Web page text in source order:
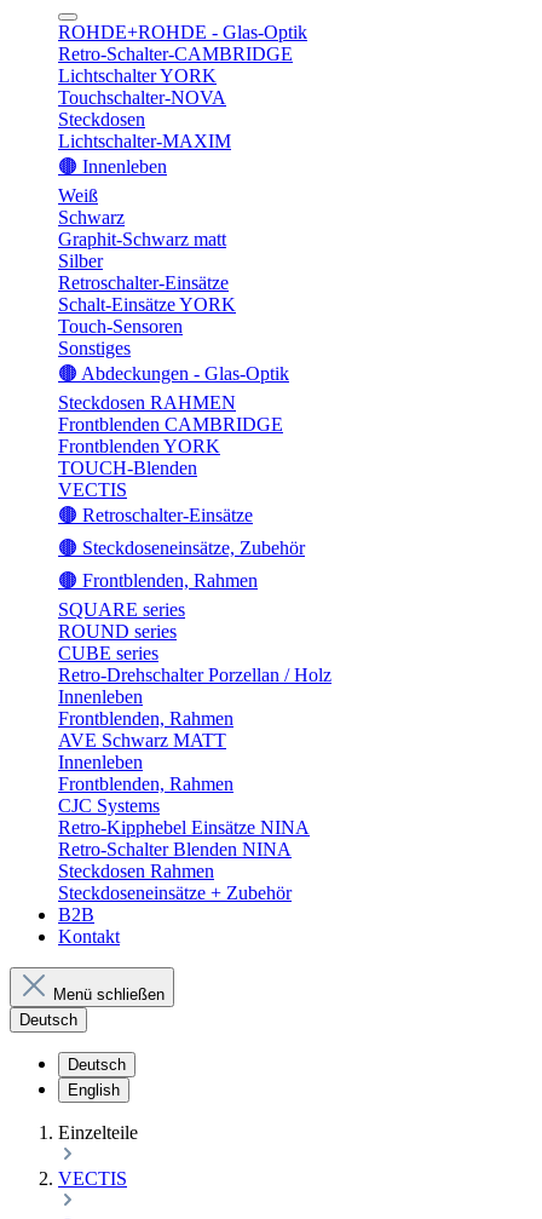
ROHDE+ROHDE - Glas-Optik
Retro-Schalter-CAMBRIDGE
Lichtschalter YORK
Touchschalter-NOVA
Steckdosen
Lichtschalter-MAXIM
🟤 Innenleben
Weiß
Schwarz
Graphit-Schwarz matt
Silber
Retroschalter-Einsätze
Schalt-Einsätze YORK
Touch-Sensoren
Sonstiges
🟤 Abdeckungen - Glas-Optik
Steckdosen RAHMEN
Frontblenden CAMBRIDGE
Frontblenden YORK
TOUCH-Blenden
VECTIS
🟤 Retroschalter-Einsätze
🟤 Steckdoseneinsätze, Zubehör
🟤 Frontblenden, Rahmen
SQUARE series
ROUND series
CUBE series
Retro-Drehschalter Porzellan / Holz
Innenleben
Frontblenden, Rahmen
AVE Schwarz MATT
Innenleben
Frontblenden, Rahmen
CJC Systems
Retro-Kipphebel Einsätze NINA
Retro-Schalter Blenden NINA
Steckdosen Rahmen
Steckdoseneinsätze + Zubehör
B2B
Kontakt
Menü schließen
Deutsch
Deutsch
English
Einzelteile
VECTIS